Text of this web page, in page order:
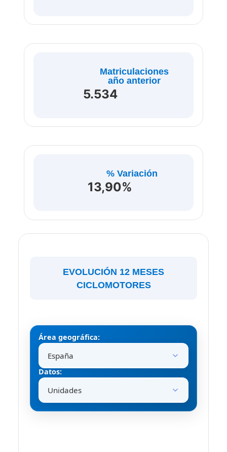
Matriculaciones
año anterior
5.534
% Variación
13,90%
EVOLUCIÓN 12 MESES
CICLOMOTORES
Área geográfica:
Datos: